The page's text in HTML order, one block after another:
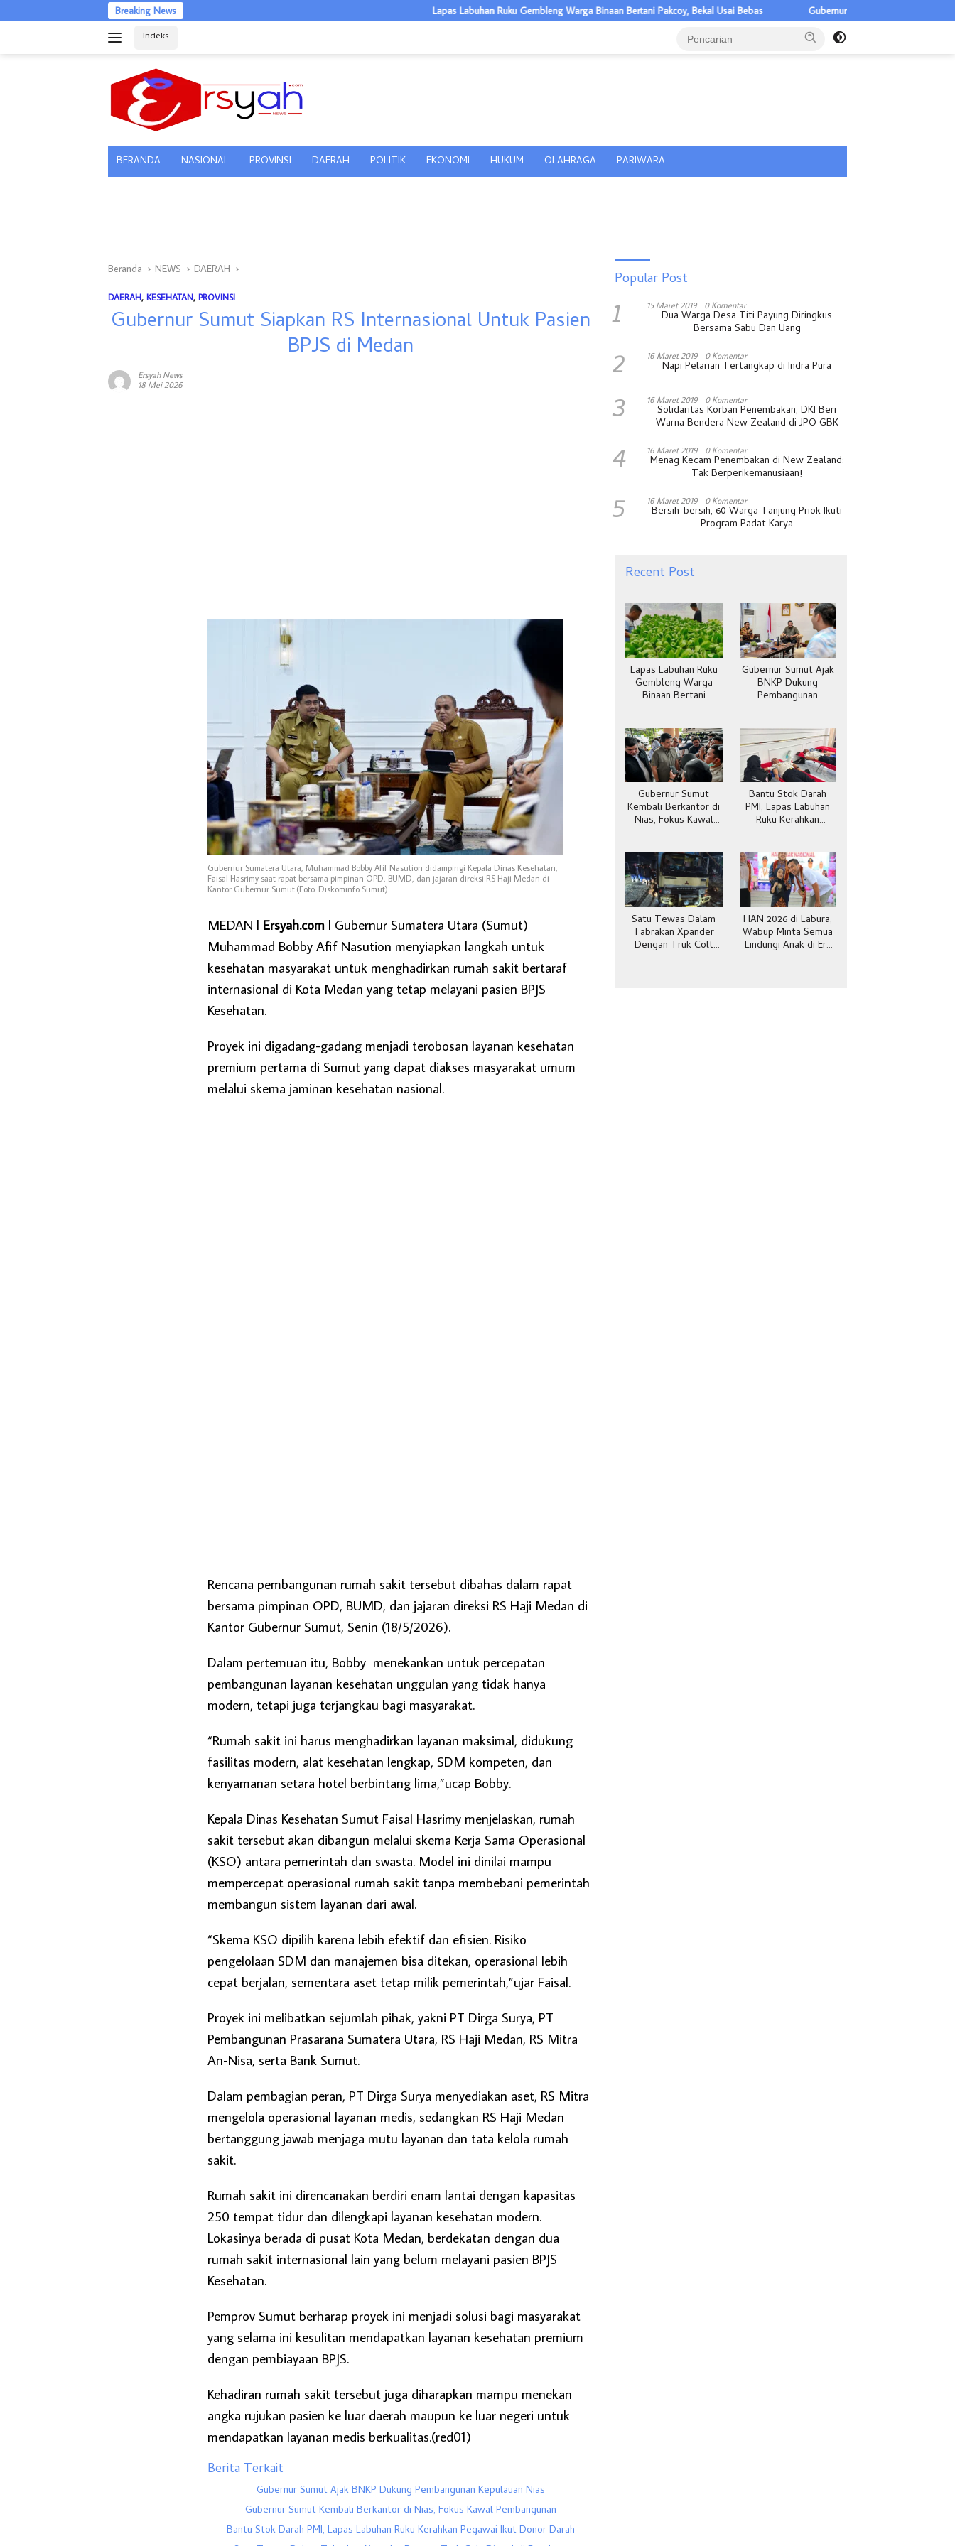
Breaking News Lapas Labuhan Ruku Gembleng Warga Binaan Bertani Pakcoy, Bekal Usai Bebas Gubernur Sumut Ajak BNKP Dukung
Indeks
BERANDA NASIONAL PROVINSI DAERAH POLITIK EKONOMI HUKUM OLAHRAGA PARIWARA
Beranda NEWS DAERAH
DAERAH, KESEHATAN, PROVINSI
Gubernur Sumut Siapkan RS Internasional Untuk Pasien
BPJS di Medan
Ersyah News
18 Mei 2026
Gubernur Sumatera Utara, Muhammad Bobby Afif Nasution didampingi Kepala Dinas Kesehatan,
Faisal Hasrimy saat rapat bersama pimpinan OPD, BUMD, dan jajaran direksi RS Haji Medan di
Kantor Gubernur Sumut.(Foto. Diskominfo Sumut)
MEDAN l Ersyah.com l Gubernur Sumatera Utara (Sumut)
Muhammad Bobby Afif Nasution menyiapkan langkah untuk
kesehatan masyarakat untuk menghadirkan rumah sakit bertaraf
internasional di Kota Medan yang tetap melayani pasien BPJS
Kesehatan.
Proyek ini digadang-gadang menjadi terobosan layanan kesehatan
premium pertama di Sumut yang dapat diakses masyarakat umum
melalui skema jaminan kesehatan nasional.
Rencana pembangunan rumah sakit tersebut dibahas dalam rapat
bersama pimpinan OPD, BUMD, dan jajaran direksi RS Haji Medan di
Kantor Gubernur Sumut, Senin (18/5/2026).
Dalam pertemuan itu, Bobby menekankan untuk percepatan
pembangunan layanan kesehatan unggulan yang tidak hanya
modern, tetapi juga terjangkau bagi masyarakat.
“Rumah sakit ini harus menghadirkan layanan maksimal, didukung
fasilitas modern, alat kesehatan lengkap, SDM kompeten, dan
kenyamanan setara hotel berbintang lima,”ucap Bobby.
Kepala Dinas Kesehatan Sumut Faisal Hasrimy menjelaskan, rumah
sakit tersebut akan dibangun melalui skema Kerja Sama Operasional
(KSO) antara pemerintah dan swasta. Model ini dinilai mampu
mempercepat operasional rumah sakit tanpa membebani pemerintah
membangun sistem layanan dari awal.
“Skema KSO dipilih karena lebih efektif dan efisien. Risiko
pengelolaan SDM dan manajemen bisa ditekan, operasional lebih
cepat berjalan, sementara aset tetap milik pemerintah,”ujar Faisal.
Proyek ini melibatkan sejumlah pihak, yakni PT Dirga Surya, PT
Pembangunan Prasarana Sumatera Utara, RS Haji Medan, RS Mitra
An-Nisa, serta Bank Sumut.
Dalam pembagian peran, PT Dirga Surya menyediakan aset, RS Mitra
mengelola operasional layanan medis, sedangkan RS Haji Medan
bertanggung jawab menjaga mutu layanan dan tata kelola rumah
sakit.
Rumah sakit ini direncanakan berdiri enam lantai dengan kapasitas
250 tempat tidur dan dilengkapi layanan kesehatan modern.
Lokasinya berada di pusat Kota Medan, berdekatan dengan dua
rumah sakit internasional lain yang belum melayani pasien BPJS
Kesehatan.
Pemprov Sumut berharap proyek ini menjadi solusi bagi masyarakat
yang selama ini kesulitan mendapatkan layanan kesehatan premium
dengan pembiayaan BPJS.
Kehadiran rumah sakit tersebut juga diharapkan mampu menekan
angka rujukan pasien ke luar daerah maupun ke luar negeri untuk
mendapatkan layanan medis berkualitas.(red01)
Berita Terkait
Gubernur Sumut Ajak BNKP Dukung Pembangunan Kepulauan Nias
Gubernur Sumut Kembali Berkantor di Nias, Fokus Kawal Pembangunan
Bantu Stok Darah PMI, Lapas Labuhan Ruku Kerahkan Pegawai Ikut Donor Darah
Popular Post
1 15 Maret 2019 0 Komentar
Dua Warga Desa Titi Payung Diringkus
Bersama Sabu Dan Uang
2 16 Maret 2019 0 Komentar
Napi Pelarian Tertangkap di Indra Pura
3 16 Maret 2019 0 Komentar
Solidaritas Korban Penembakan, DKI Beri
Warna Bendera New Zealand di JPO GBK
4 16 Maret 2019 0 Komentar
Menag Kecam Penembakan di New Zealand:
Tak Berperikemanusiaan!
5 16 Maret 2019 0 Komentar
Bersih-bersih, 60 Warga Tanjung Priok Ikuti
Program Padat Karya
Recent Post
Lapas Labuhan Ruku
Gembleng Warga
Binaan Bertani
Gubernur Sumut Ajak
BNKP Dukung
Pembangunan
Gubernur Sumut
Kembali Berkantor di
Nias, Fokus Kawal
Bantu Stok Darah
PMI, Lapas Labuhan
Ruku Kerahkan
Satu Tewas Dalam
Tabrakan Xpander
Dengan Truk Colt
HAN 2026 di Labura,
Wabup Minta Semua
Lindungi Anak di Era